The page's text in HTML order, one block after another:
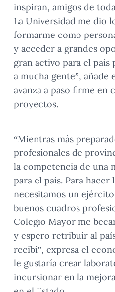
inspiran, amigos de
La Universidad me dio
formarme como
y acceder a grandes
gran activo para el país
a mucha gente”, añade
avanza a paso firme en
proyectos.
“Mientras más
profesionales de
la competencia de una
para el país. Para hacer
necesitamos un
buenos cuadros
Colegio Mayor me
y espero retribuir al
recibí”, expresa el
le gustaría crear
incursionar en la